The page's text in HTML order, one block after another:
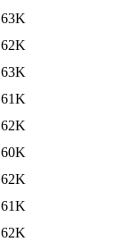
63K
62K
63K
61K
62K
60K
62K
61K
62K